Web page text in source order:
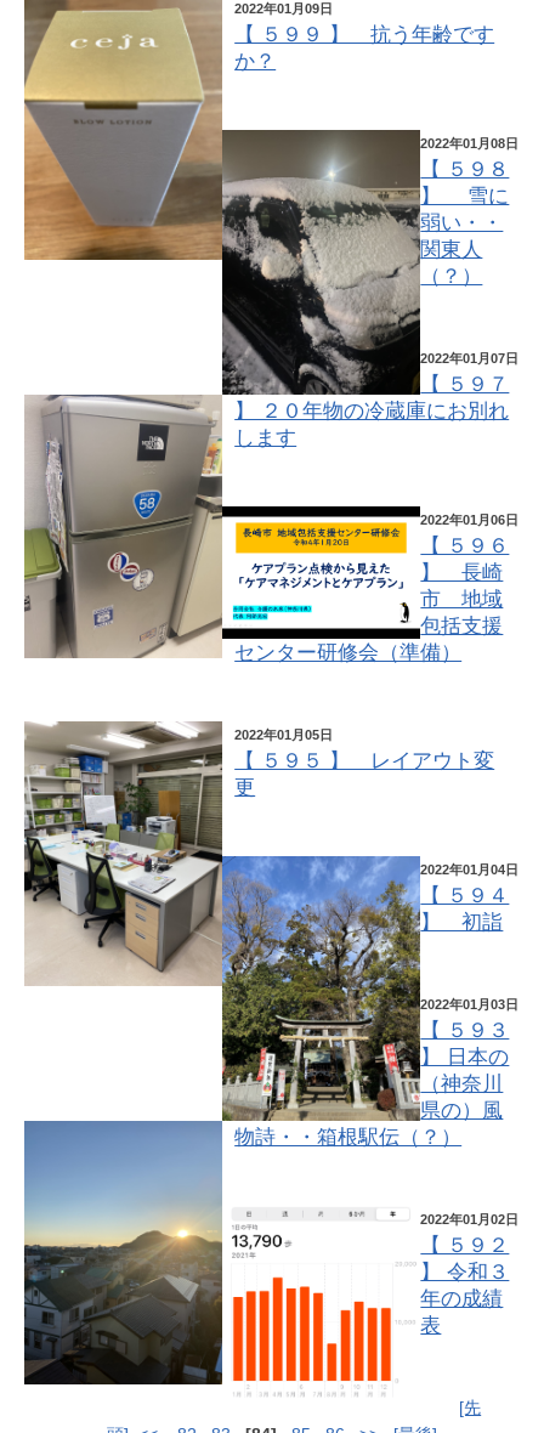
2022年01月09日
【 ５９９ 】 抗う年齢です
か？
2022年01月08日
【 ５９８
】 雪に
弱い・・
関東人
（？）
2022年01月07日
【 ５９７
】 ２０年物の冷蔵庫にお別れ
します
2022年01月06日
【 ５９６
】 長崎
市 地域
包括支援
センター研修会（準備）
2022年01月05日
【 ５９５ 】 レイアウト変
更
2022年01月04日
【 ５９４
】 初詣
2022年01月03日
【 ５９３
】 日本の
（神奈川
県の）風
物詩・・箱根駅伝（？）
2022年01月02日
【 ５９２
】 令和３
年の成績
表
[先